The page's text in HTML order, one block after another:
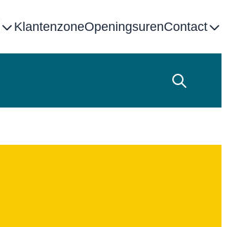
KlantenzoneOpeningsurenContact